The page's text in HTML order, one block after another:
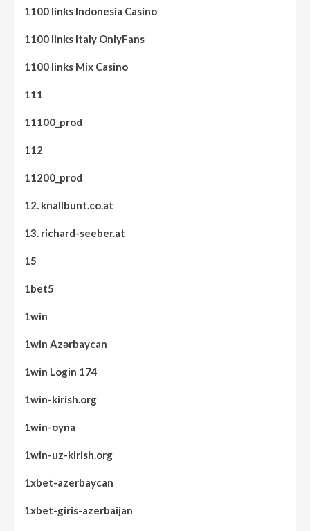
1100 links Indonesia Casino
1100 links Italy OnlyFans
1100 links Mix Casino
111
11100_prod
112
11200_prod
12. knallbunt.co.at
13. richard-seeber.at
15
1bet5
1win
1win Azərbaycan
1win Login 174
1win-kirish.org
1win-oyna
1win-uz-kirish.org
1xbet-azerbaycan
1xbet-giris-azerbaijan